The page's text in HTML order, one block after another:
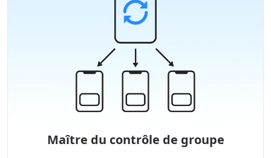
Maître du contrôle de groupe